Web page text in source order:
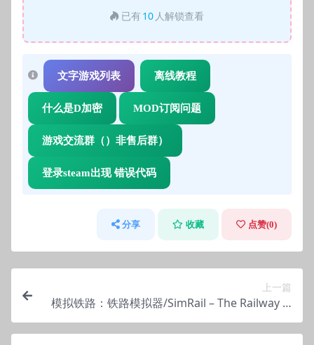
已有 10 人解锁查看
文字游戏列表 离线教程
什么是D加密 MOD订阅问题
游戏交流群（）非售后群）
登录steam出现 错误代码
分享 收藏 点赞(0)
上一篇
模拟铁路：铁路模拟器/SimRail – The Railway Si
mulator